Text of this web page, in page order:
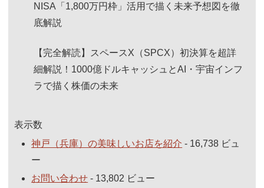
NISA「1,800万円枠」活用で描く未来予想図を徹
底解説
【完全解読】スペースX（SPCX）初決算を超詳
細解説！1000億ドルキャッシュとAI・宇宙インフ
ラで描く株価の未来
表示数
神戸（兵庫）の美味しいお店を紹介 - 16,738 ビュ
ー
お問い合わせ - 13,802 ビュー